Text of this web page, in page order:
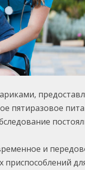
пятиразовое
и
приспособлений